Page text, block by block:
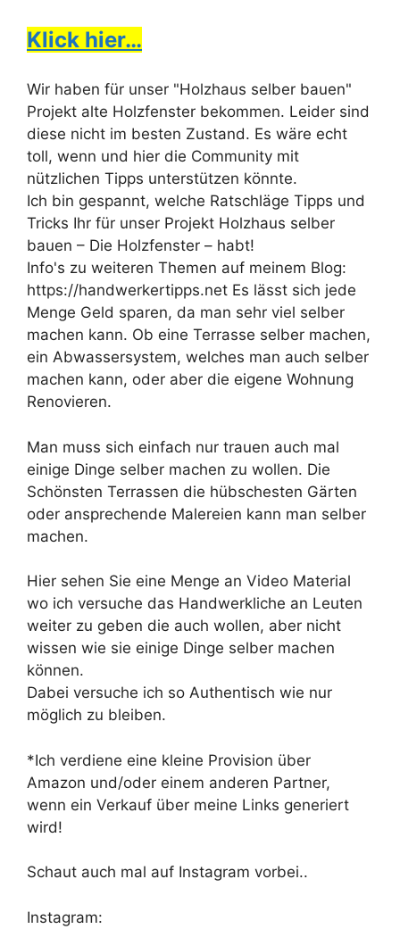
Klick hier…
Wir haben für unser "Holzhaus selber bauen"
Projekt alte Holzfenster bekommen. Leider sind
diese nicht im besten Zustand. Es wäre echt
toll, wenn und hier die Community mit
nützlichen Tipps unterstützen könnte.
Ich bin gespannt, welche Ratschläge Tipps und
Tricks Ihr für unser Projekt Holzhaus selber
bauen – Die Holzfenster – habt!
Info's zu weiteren Themen auf meinem Blog:
https://handwerkertipps.net Es lässt sich jede
Menge Geld sparen, da man sehr viel selber
machen kann. Ob eine Terrasse selber machen,
ein Abwassersystem, welches man auch selber
machen kann, oder aber die eigene Wohnung
Renovieren.
Man muss sich einfach nur trauen auch mal
einige Dinge selber machen zu wollen. Die
Schönsten Terrassen die hübschesten Gärten
oder ansprechende Malereien kann man selber
machen.
Hier sehen Sie eine Menge an Video Material
wo ich versuche das Handwerkliche an Leuten
weiter zu geben die auch wollen, aber nicht
wissen wie sie einige Dinge selber machen
können.
Dabei versuche ich so Authentisch wie nur
möglich zu bleiben.
*Ich verdiene eine kleine Provision über
Amazon und/oder einem anderen Partner,
wenn ein Verkauf über meine Links generiert
wird!
Schaut auch mal auf Instagram vorbei..
Instagram: